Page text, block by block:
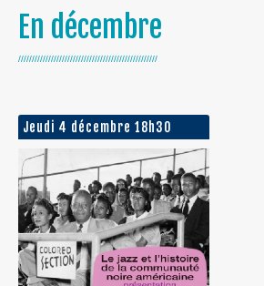
En décembre
///////////////////////////////////////////////////
Jeudi 4 décembre 18h30